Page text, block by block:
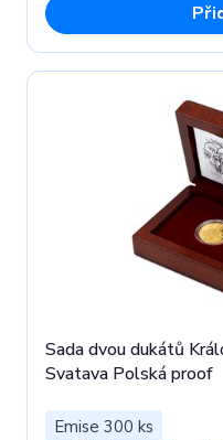
Sada dvou dukátů
Svatava Polská proof
Emise 300 ks